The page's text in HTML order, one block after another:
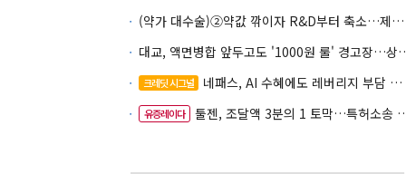
(약가 대수술)②약값 깎이자 R&D부터 축소…제약업계 비상경영 돌입
대교, 액면병합 앞두고
크레딧 시그널 네패스, AI 수혜에도 레버리지 부담 여전
유증레이다 툴젠, 조달액 3분의 1 토막…특허소송 비용부터 챙긴다